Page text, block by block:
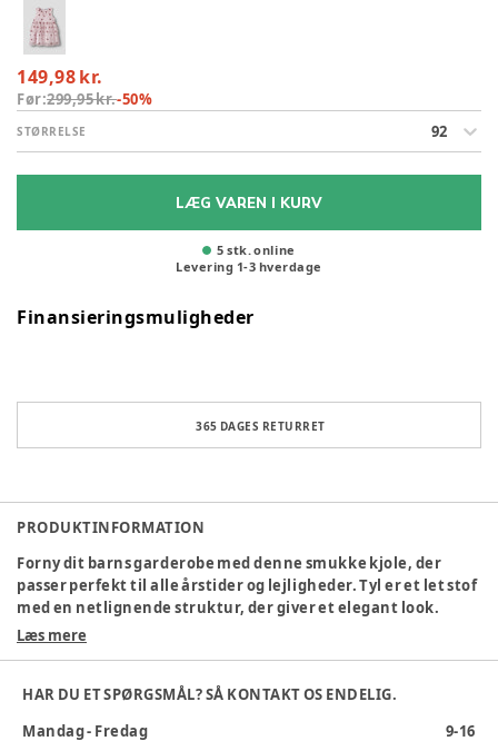
149,98 kr.
Før:299,95 kr.-50%
STØRRELSE 92
LÆG VAREN I KURV
5 stk. online
Levering 1-3 hverdage
Finansieringsmuligheder
365 DAGES RETURRET
PRODUKTINFORMATION
Forny dit barns garderobe med denne smukke kjole, der
passer perfekt til alle årstider og lejligheder. Tyl er et let stof
med en netlignende struktur, der giver et elegant look.
Specifikationer:
Rund halsudskæring
Knaplukning
Normal pasform
Læs mere
HAR DU ET SPØRGSMÅL? SÅ KONTAKT OS ENDELIG.
Mandag - Fredag
9-16